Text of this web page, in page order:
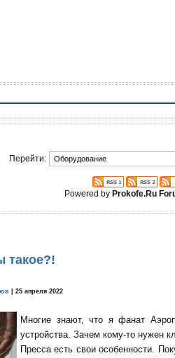
Перейти:
Powered byProkofe.Ru
такое?!
| 25 апреля 2022
Многие знают, что я фанат
устройства. Зачем кому-то нужен
Пресса есть свои особенности.